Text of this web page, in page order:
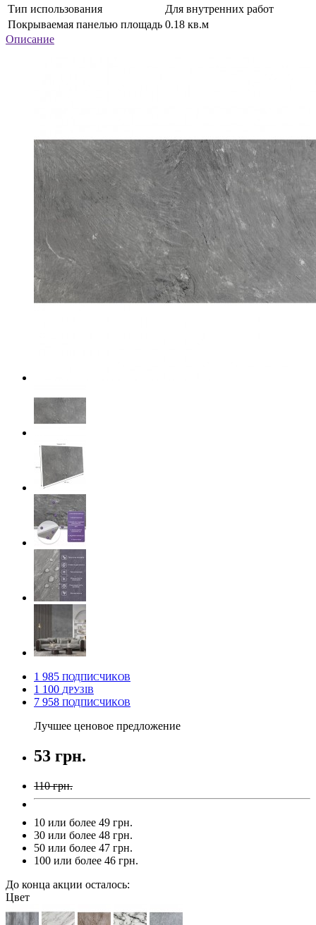
Тип использования
Для внутренних работ
Покрываемая панелью площадь 0.18 кв.м
Описание
1 985 ПОДПИСЧИКОВ
1 100 ДРУЗІВ
7 958 ПОДПИСЧИКОВ
Лучшее ценовое предложение
53 грн.
110 грн.
10 или более 49 грн.
30 или более 48 грн.
50 или более 47 грн.
100 или более 46 грн.
До конца акции осталось:
Цвет